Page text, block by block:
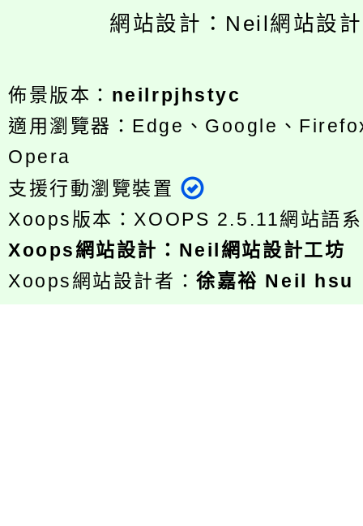
網站設計：Neil網站設
佈景版本： neilrpjhstyc
適用瀏覽器：Edge、Google、
Opera
支援行動瀏覽裝置
Xoops版本：XOOPS 2.5.11網站語
Xoops網站設計 ： Neil網站設計工坊
Xoops網站設計者：徐嘉裕 Neil hsu